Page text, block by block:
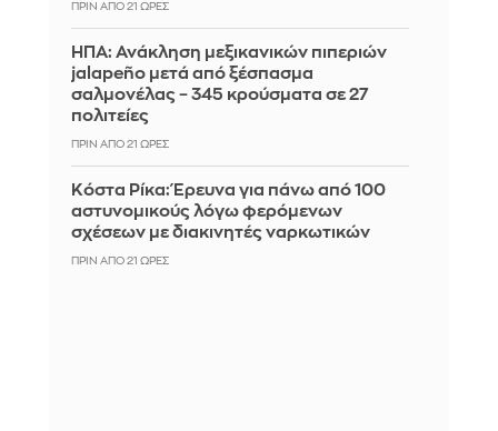
ΠΡΙΝ ΑΠΌ 21 ΏΡΕΣ
ΗΠΑ: Ανάκληση μεξικανικών πιπεριών
jalapeño μετά από ξέσπασμα
σαλμονέλας – 345 κρούσματα σε 27
πολιτείες
ΠΡΙΝ ΑΠΌ 21 ΏΡΕΣ
Κόστα Ρίκα: Έρευνα για πάνω από 100
αστυνομικούς λόγω φερόμενων
σχέσεων με διακινητές ναρκωτικών
ΠΡΙΝ ΑΠΌ 21 ΏΡΕΣ